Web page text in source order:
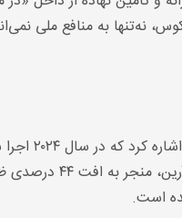
به منافع ملی
مبصری